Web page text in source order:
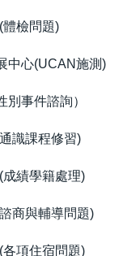
檢問題)
中心(UCAN施測)
別事件諮詢）
識課程修習)
績學籍處理)
商與輔導問題)
項住宿問題)